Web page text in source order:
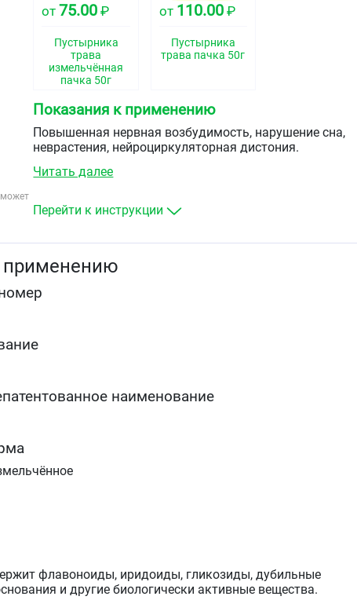
от75.00 ₽
Пустырника
трава
измельчённая
пачка 50г
от 110.00₽
Пустырника
трава пачка 50г
Показания к применению
Повышенная нервная возбудимость, нарушение сна,
неврастения, нейроциркуляторная дистония.
Читать далее
Перейти к инструкции
применению
наименование
флавоноиды, иридоиды, гликозиды, дубильные
и другие биологически активные вещества.